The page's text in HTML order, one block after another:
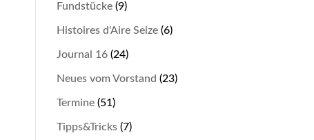
Fundstücke(9)
Histoires d'Aire Seize(6)
Journal 16(24)
Neues vom Vorstand (23)
Termine(51)
Tipps&Tricks(7)